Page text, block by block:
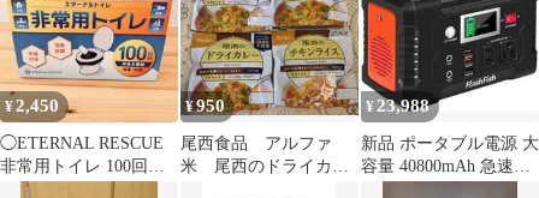
¥2,450
◯ETERNAL RESCUE
非常用トイレ 100回分
防災 断水 停電 新品
¥950
尾西食品 アルファ
米 尾西のドライカレ
¥ 23,988
新品 ポータブル電源 大
容量 40800mAh 急速充